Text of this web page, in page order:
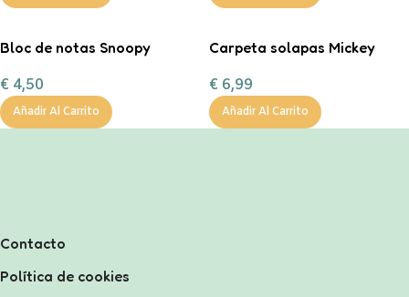
Bloc de notas Snoopy
€ 4,50
Añadir Al Carrito
Carpeta solapas Mickey
€ 6,99
Añadir Al Carrito
Contacto
Política de cookies